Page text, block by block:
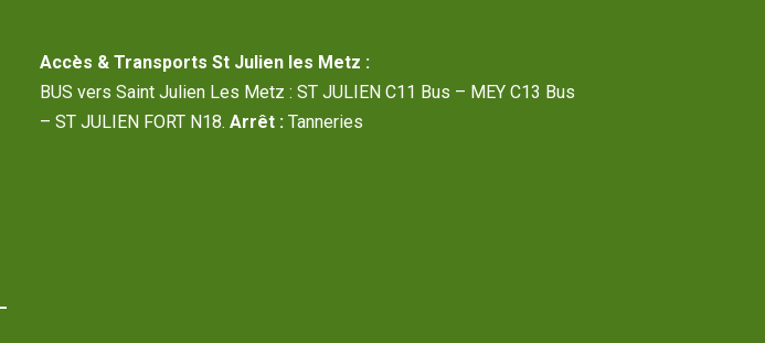
Accès & Transports St Julien les Metz :
BUS vers Saint Julien Les Metz : ST JULIEN C11 Bus – MEY C13 Bus
– ST JULIEN FORT N18. Arrêt : Tanneries